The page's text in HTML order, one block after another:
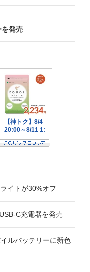
を発売
イトが30%オフ
C充電器を発売
ルバッテリーに新色